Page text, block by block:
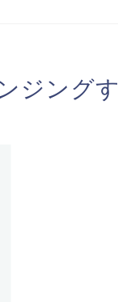
ジングす